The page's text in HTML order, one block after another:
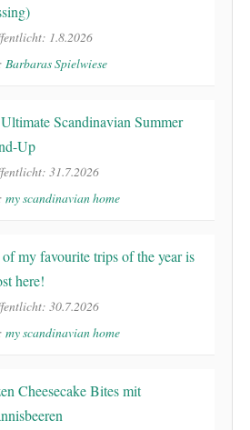
1.8.2026
Barbaras Spielwiese
Scandinavian Summer
Up
31.7.2026
my scandinavian home
my favourite trips of the year is
here!
30.7.2026
my scandinavian home
Cheesecake Bites mit